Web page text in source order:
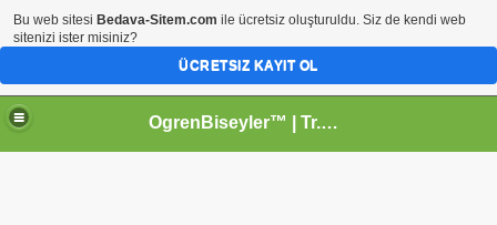
OgrenBiseyler™ | Tr.Gg Kişisel Profesyonel
Bu web sitesi Bedava-Sitem.com ile ücretsiz oluşturuldu. Siz de kendi web
sitenizi ister misiniz?
ÜCRETSIZ KAYIT OL